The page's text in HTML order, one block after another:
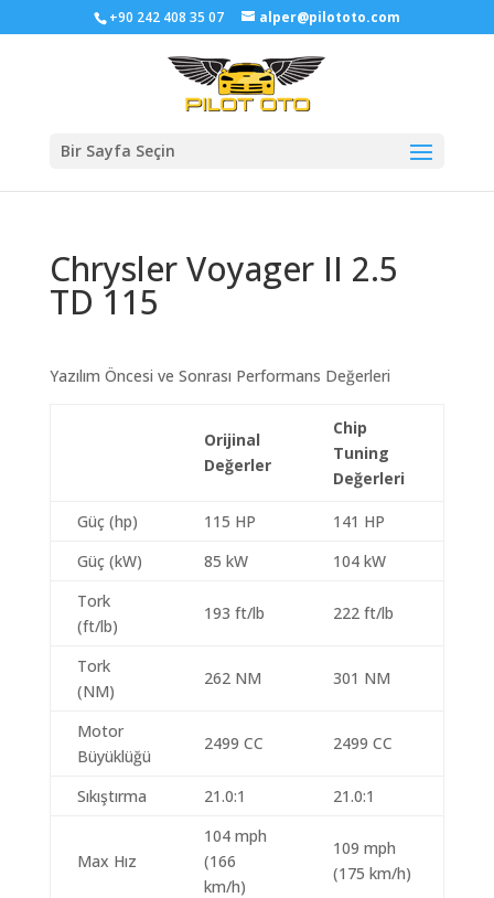
+90 242 408 35 07 alper@pilototo.com
Bir Sayfa Seçin
Chrysler Voyager II 2.5
TD 115
Yazılım Öncesi ve Sonrası Performans Değerleri
Orijinal
Değerler
Chip
Tuning
Değerleri
Güç (hp) 115 HP
141 HP
Güç (kW)
85 kW
104 kW
Tork
(ft/lb)
193 ft/lb 222 ft/lb
Tork
(NM)
262 NM 301 NM
Motor
Büyüklüğü
2499 CC 2499 CC
Sıkıştırma 21.0:1 21.0:1
Max Hız
104 mph
(166
km/h)
109 mph
(175 km/h)